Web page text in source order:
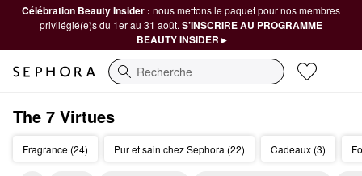
Célébration Beauty Insider : nous mettons le paquet pour nos membres
privilégié(e)s du 1er au 31 août. S’INSCRIRE AU PROGRAMME
BEAUTY INSIDER ▸
Recherche
The 7 Virtues
Fragrance (24) Pur et sain chez Sephora (22) Cadeaux (3)